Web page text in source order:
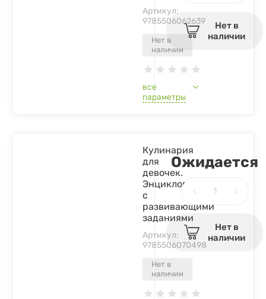
Нет в
наличии
Артикул:
9785506062639
все
параметры
Нет в
наличии
Нет в
наличии
Кулинария
для
девочек.
Энциклопедия
с
развивающими
заданиями
Артикул:
9785506070498
Ожидается
Нет в
наличии